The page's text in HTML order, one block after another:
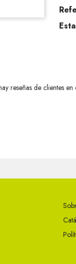
reseñas de clientes en